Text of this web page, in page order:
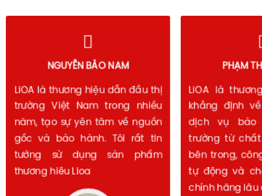
PHẠM THANH SƠN
LiOA là thương hiệu đã được
khẳng định về chất lượng và
dịch vụ bảo hành trên thị
trường từ chất lượng linh kiện
bên trong, công nghệ sản xuất
tự động và chế độ bảo hành
chính hãng lâu dài.
HOÀNG
LiOA vẫn là
đối với hầu
Việt Nam. Với
và mạng lưới
khắp, LiOA
cơ bản về độ
dụng.